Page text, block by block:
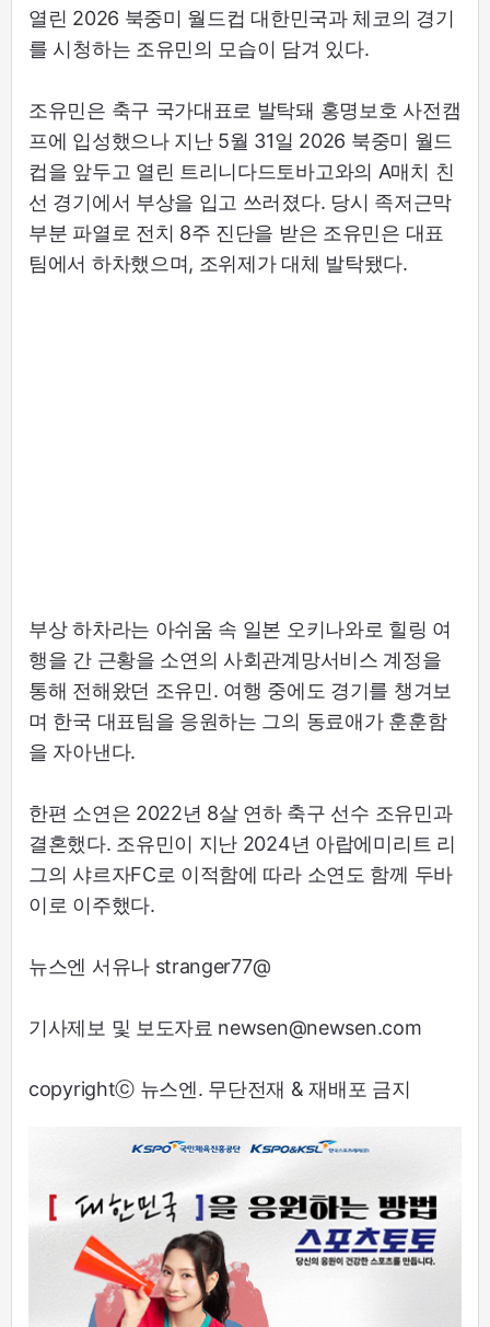
열린 2026 북중미 월드컵 대한민국과 체코의 경기
를 시청하는 조유민의 모습이 담겨 있다.
조유민은 축구 국가대표로 발탁돼 홍명보호 사전캠
프에 입성했으나 지난 5월 31일 2026 북중미 월드
컵을 앞두고 열린 트리니다드토바고와의 A매치 친
선 경기에서 부상을 입고 쓰러졌다. 당시 족저근막
부분 파열로 전치 8주 진단을 받은 조유민은 대표
팀에서 하차했으며, 조위제가 대체 발탁됐다.
부상 하차라는 아쉬움 속 일본 오키나와로 힐링 여
행을 간 근황을 소연의 사회관계망서비스 계정을
통해 전해왔던 조유민. 여행 중에도 경기를 챙겨보
며 한국 대표팀을 응원하는 그의 동료애가 훈훈함
을 자아낸다.
한편 소연은 2022년 8살 연하 축구 선수 조유민과
결혼했다. 조유민이 지난 2024년 아랍에미리트 리
그의 샤르자FC로 이적함에 따라 소연도 함께 두바
이로 이주했다.
뉴스엔 서유나 stranger77@
기사제보 및 보도자료 newsen@newsen.com
copyrightⓒ 뉴스엔. 무단전재 & 재배포 금지